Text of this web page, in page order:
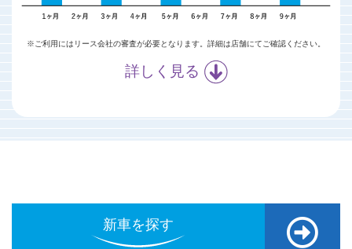
※ご利用にはリース会社の審査が必要となります。 詳細は店舗にてご確認ください。
詳しく見る
新車を探す